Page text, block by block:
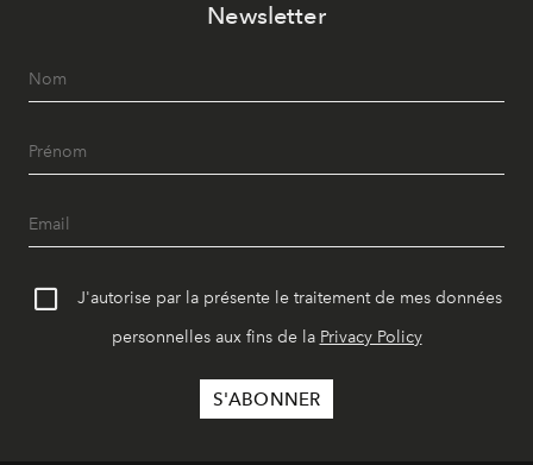
Newsletter
J'autorise par la présente le traitement de mes données
personnelles aux fins de la Privacy Policy